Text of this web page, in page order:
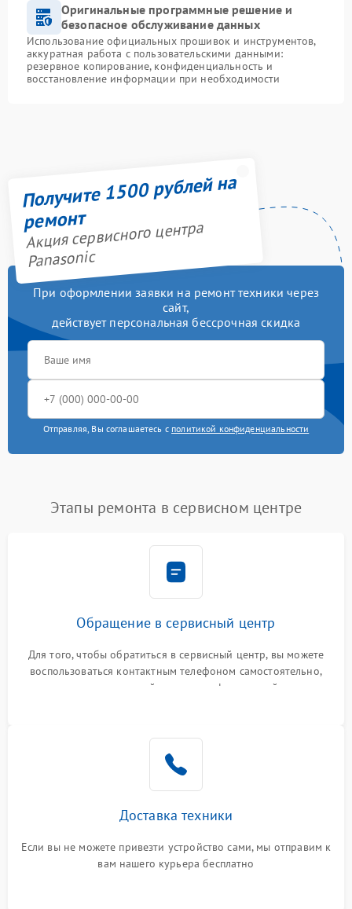
Оригинальные программные решение и
безопасное обслуживание данных
Использование официальных прошивок и инструментов,
аккуратная работа с пользовательскими данными:
резервное копирование, конфиденциальность и
восстановление информации при необходимости
Получите 1500 рублей на
ремонт
Акция сервисного центра
Panasonic
При оформлении заявки на ремонт техники через
сайт,
действует персональная бессрочная скидка
Отправляя, Вы соглашаетесь с политикой конфиденциальности
Этапы ремонта в сервисном центре
Обращение в сервисный центр
Для того, чтобы обратиться в сервисный центр, вы можете
воспользоваться контактным телефоном самостоятельно,
или оставить свой номер телефона на сайте
Доставка техники
Если вы не можете привезти устройство сами, мы отправим к
вам нашего курьера бесплатно